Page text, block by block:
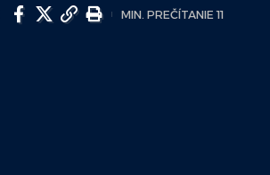
MIN. PREČÍTANIE 11